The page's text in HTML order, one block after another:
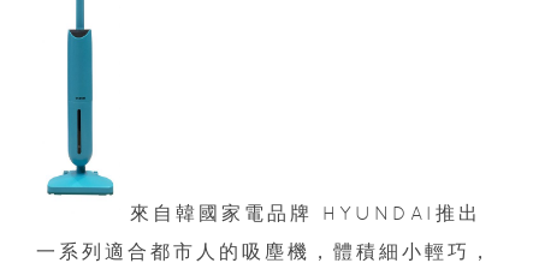
來自韓國家電品牌 HYUNDAI推出
一系列適合都市人的吸塵機，體積細小輕巧，